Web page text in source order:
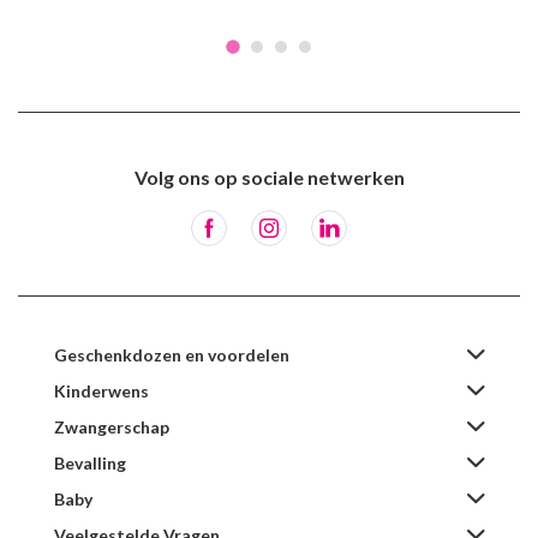
Volg ons op sociale netwerken
Geschenkdozen en voordelen
Kinderwens
Zwangerschap
Bevalling
Baby